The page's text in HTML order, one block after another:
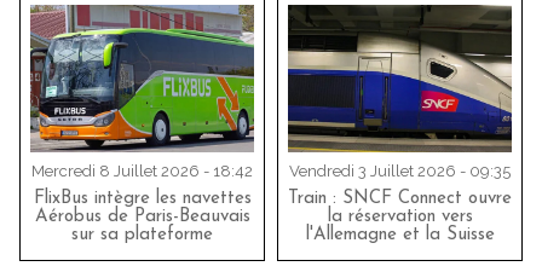
Mercredi 8 Juillet 2026 - 18:42
FlixBus intègre les navettes
Aérobus de Paris-Beauvais
sur sa plateforme
Vendredi 3 Juillet 2026 - 09:35
Train : SNCF Connect ouvre
la réservation vers
l'Allemagne et la Suisse